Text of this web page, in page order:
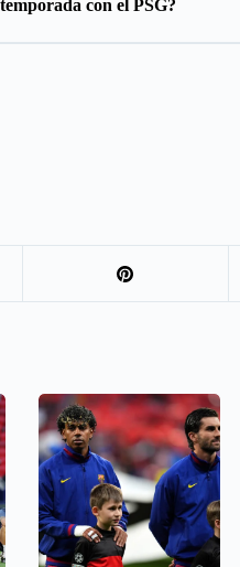
con el PSG?